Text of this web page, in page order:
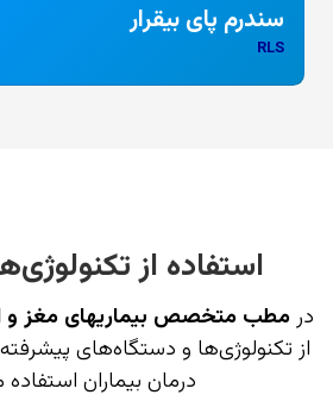
سندرم پای بیقرار
RLS
استفاده از
درمطب متخصص بیماریهای مغز و
از تکنولوژی‌ها و دستگاه‌های
درمان بیماران